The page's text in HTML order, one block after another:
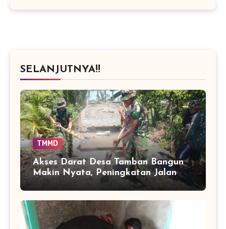
SELANJUTNYA!!
TMMD
Akses Darat Desa Tamban Bangun
Makin Nyata, Peningkatan Jalan
TMMD Sentuh 90 Persen